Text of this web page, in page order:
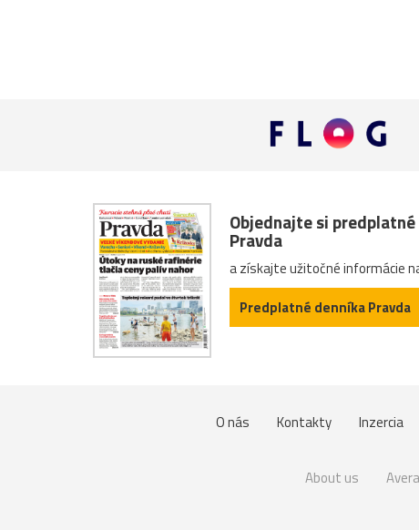
Objednajte si
Pravda
a získajte užitočné informácie
Predplatné denníka Pravda
O nás Kontakty Inzercia
About us